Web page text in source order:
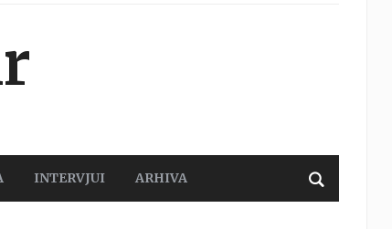
INTERVJUI ARHIVA